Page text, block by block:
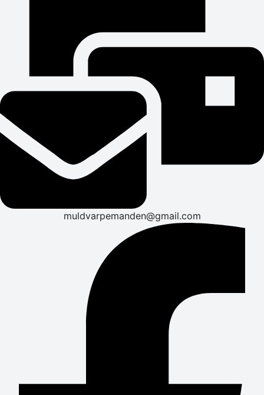
muldvarpemanden@gmail.com